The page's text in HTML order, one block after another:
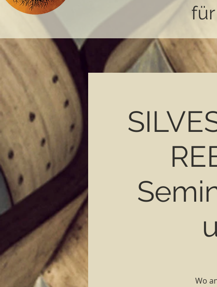
Wo